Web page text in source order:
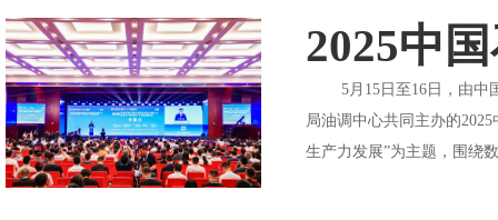
2025中
5月15日至16日，由中国
局油调中心共同主办的
生产力发展”为主题，围绕